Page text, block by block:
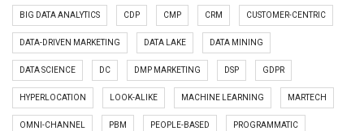
BIG DATA ANALYTICS CDP CMP CRM CUSTOMER-CENTRIC
DATA-DRIVEN MARKETING DATA LAKE DATA MINING
DATA SCIENCE DC DMP MARKETING DSP GDPR
HYPERLOCATION LOOK-ALIKE MACHINE LEARNING MARTECH
OMNI-CHANNEL PBM PEOPLE-BASED PROGRAMMATIC
[recaptcha]